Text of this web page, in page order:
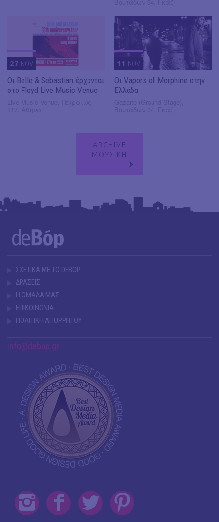
27 NOV
Οι Belle & Sebastian έρχονται
στο Floyd Live Music Venue
11 NOV
Οι Vapors of Morphine στην
Ελλάδα
ARCHIVE
ΜΟΥΣΙΚΗ
ΣΧΕΤΙΚΑ ΜΕ ΤΟ DEBOP
ΔΡΑΣΕΙΣ
Η ΟΜΑΔΑ ΜΑΣ
ΕΠΙΚΟΙΝΩΝΙΑ
ΠΟΛΙΤΙΚΗ ΑΠΟΡΡΗΤΟΥ
info@debop.gr